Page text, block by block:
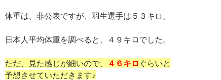
体重は、非公表ですが、羽生選手は５３キロ。
日本人平均体重を調べると、４９キロでした。
ただ、見た感じが細いので、 ４６キロ ぐらいと
予想させていただきます♪